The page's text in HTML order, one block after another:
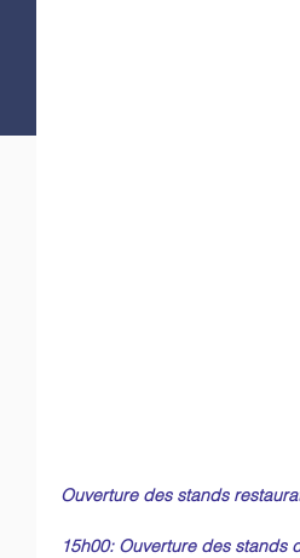
Ouverture des stands
15h00: Ouverture des stands